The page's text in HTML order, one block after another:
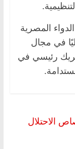
المصرية
في مجال
رئيسي في
الاحتلال